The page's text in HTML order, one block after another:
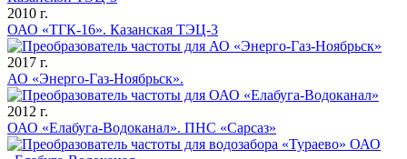
2010 г.
ОАО «ТГК-16». Казанская ТЭЦ-3
2017 г.
АО «Энерго-Газ-Ноябрьск».
2012 г.
ОАО «Елабуга-Водоканал». ПНС «Сарсаз»